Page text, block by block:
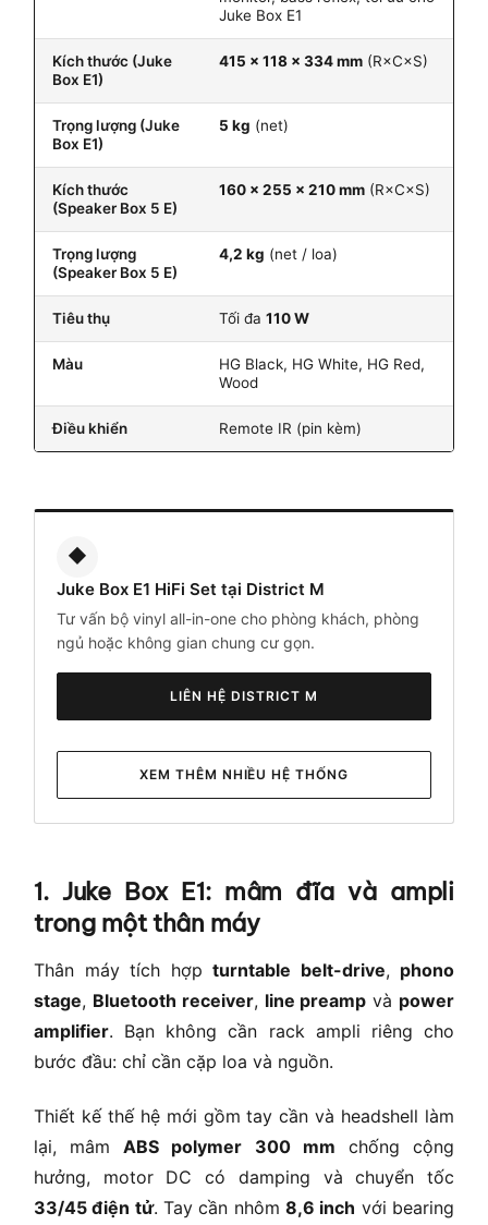
Juke Box E1
Kích thước (Juke
Box E1)
415 × 118 × 334 mm (R×C×S)
Trọng lượng (Juke
Box E1)
5 kg (net)
Kích thước
(Speaker Box 5 E)
160 × 255 × 210 mm (R×C×S)
Trọng lượng
(Speaker Box 5 E)
4,2 kg (net / loa)
Tiêu thụ Tối đa 110 W
Màu
HG Black, HG White, HG Red,
Wood
Điều khiển Remote IR (pin kèm)
◆
Juke Box E1 HiFi Set tại District M
Tư vấn bộ vinyl all-in-one cho phòng khách, phòng
ngủ hoặc không gian chung cư gọn.
LIÊN HỆ DISTRICT M
XEM THÊM NHIỀU HỆ THỐNG
1. Juke Box E1: mâm đĩa và ampli
trong một thân máy
Thân máy tích hợp turntable belt-drive, phono
stage, Bluetooth receiver, line preamp và power
amplifier. Bạn không cần rack ampli riêng cho
bước đầu: chỉ cần cặp loa và nguồn.
Thiết kế thế hệ mới gồm tay cần và headshell làm
lại, mâmABS polymer 300 mm chống cộng
hưởng, motor DC có damping và chuyển tốc
33/45 điện tử. Tay cần nhôm8,6 inch với bearing